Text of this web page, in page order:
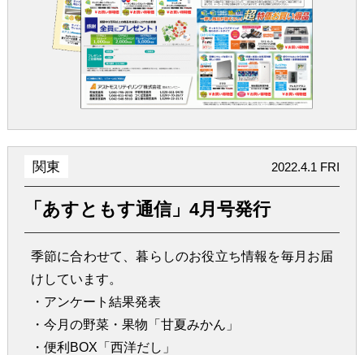
関東 2022.4.1 FRI
「あすともす通信」4月号発行
季節に合わせて、暮らしのお役立ち情報を毎月お届
けしています。
・アンケート結果発表
・今月の野菜・果物「甘夏みかん」
・便利BOX「西洋だし」